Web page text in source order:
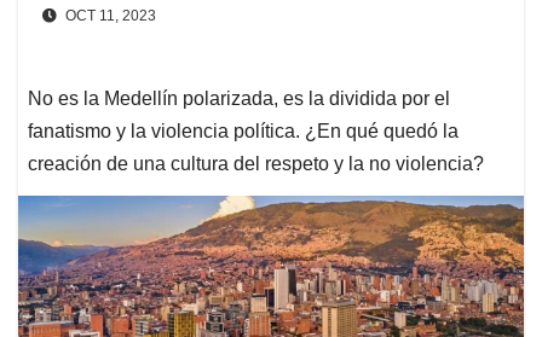
OCT 11, 2023
No es la Medellín polarizada, es la dividida por el
fanatismo y la violencia política. ¿En qué quedó la
creación de una cultura del respeto y la no violencia?